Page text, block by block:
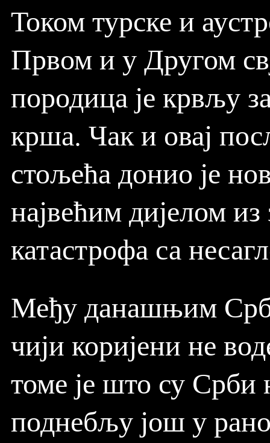
Током турске и
Првом и у Другом
породица је крвљу
крша. Чак и овај
стољећа донио је
највећим дијелом
катастрофа са
Међу данашњим
чији коријени не
томе је што су Срби
поднебљу још у